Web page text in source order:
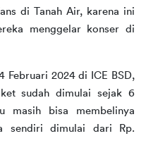
di Tanah Air, karena ini
menggelar konser di
Februari 2024 di ICE BSD,
sudah dimulai sejak 6
masih bisa membelinya
sendiri dimulai dari Rp.